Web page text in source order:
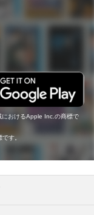
おけるApple Inc.の商標で
す。